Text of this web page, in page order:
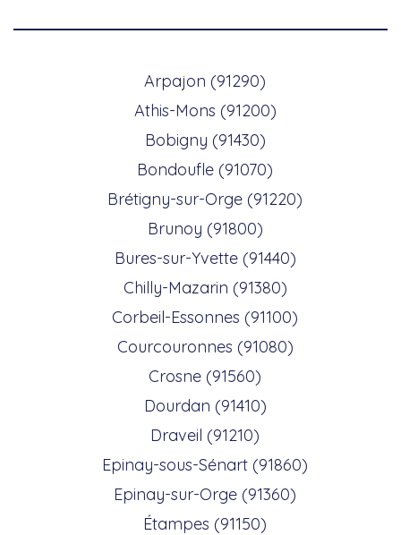
Arpajon (91290)
Athis-Mons (91200)
Bobigny (91430)
Bondoufle (91070)
Brétigny-sur-Orge (91220)
Brunoy (91800)
Bures-sur-Yvette (91440)
Chilly-Mazarin (91380)
Corbeil-Essonnes (91100)
Courcouronnes (91080)
Crosne (91560)
Dourdan (91410)
Draveil (91210)
Epinay-sous-Sénart (91860)
Epinay-sur-Orge (91360)
Étampes (91150)